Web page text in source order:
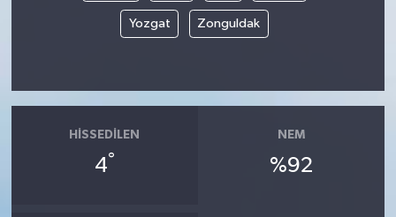
Yozgat Zonguldak
HISSEDILEN
4°
NEM
%92